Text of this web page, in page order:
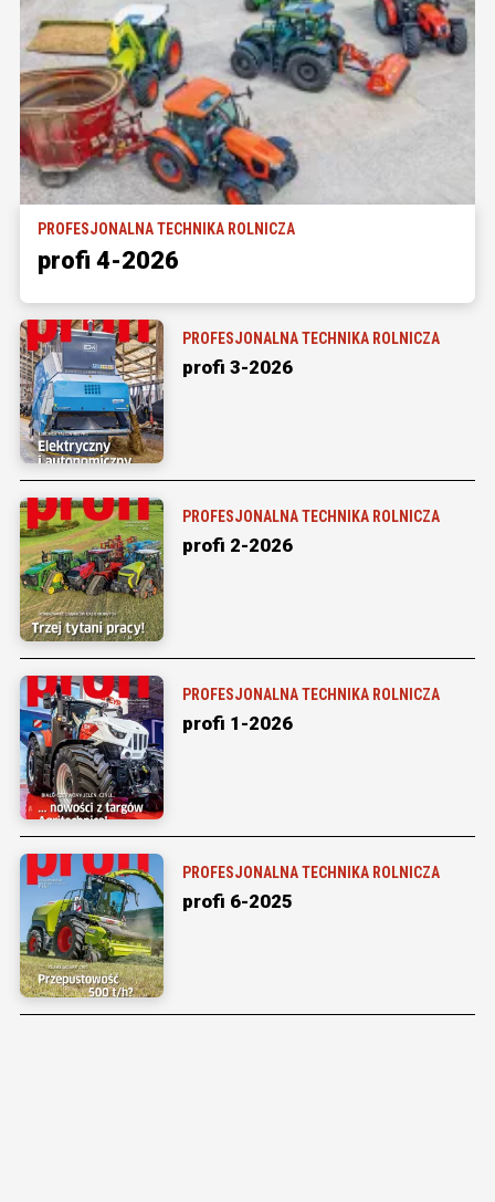
PROFESJONALNA TECHNIKA ROLNICZA
profi 4-2026
PROFESJONALNA TECHNIKA ROLNICZA
profi 3-2026
PROFESJONALNA TECHNIKA ROLNICZA
profi 2-2026
PROFESJONALNA TECHNIKA ROLNICZA
profi 1-2026
PROFESJONALNA TECHNIKA ROLNICZA
profi 6-2025